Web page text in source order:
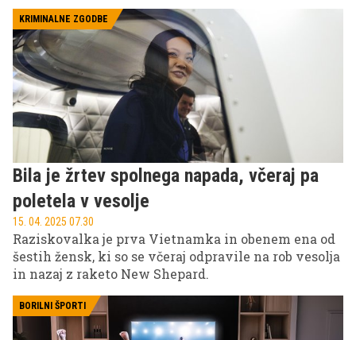
KRIMINALNE ZGODBE
Bila je žrtev spolnega napada, včeraj pa
poletela v vesolje
15. 04. 2025 07.30
Raziskovalka je prva Vietnamka in obenem ena od
šestih žensk, ki so se včeraj odpravile na rob vesolja
in nazaj z raketo New Shepard.
BORILNI ŠPORTI